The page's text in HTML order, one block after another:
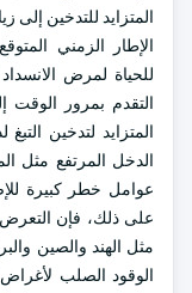
المتزايد للتدخين إلى
الإطار الزمني
للحياة لمرض
التقدم بمرور الوقت
المتزايد لتدخين
الدخل المرتفع مثل
عوامل خطر كبيرة
على ذلك، فإن التعرض
مثل الهند والصين
الوقود الصلب